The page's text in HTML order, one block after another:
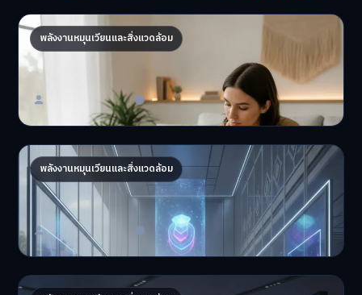
พลังงานหมุนเวียนและสิ่งแวดล้อม
เกษียณก่อนกำหนด? วางแผนการเงินวัยทำงาน
ด้วย “ศิลปะ”
เปลี่ยนความฝันเกษียณก่…
Master Bussiness 20 มิถุนายน 2026
พลังงานหมุนเวียนและสิ่งแวดล้อม
ศิลปะทะลุมิติ! หอศิลป์ NFT แห่งแรกในเมตาเวิร์
สกรุงเทพฯ
หอศิลป์ NFT แห่งแรกในเ…
Master Bussiness 16 มิถุนายน 2026